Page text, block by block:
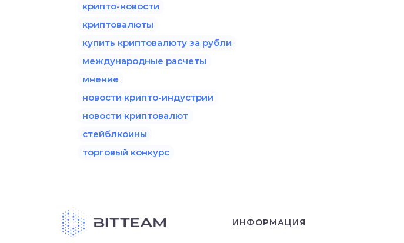
крипто-новости
криптовалюты
купить криптовалюту за рубли
международные расчеты
мнение
новости крипто-индустрии
новости криптовалют
стейблкоины
торговый конкурс
ИНФОРМАЦИЯ